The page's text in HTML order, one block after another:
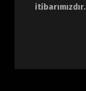
itibarımızdır.